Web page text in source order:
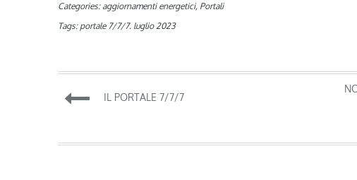
Categories: aggiornamenti energetici, Portali
Tags: portale 7/7/7. luglio 2023
Navigazione
articoli
IL PORTALE 7/7/7